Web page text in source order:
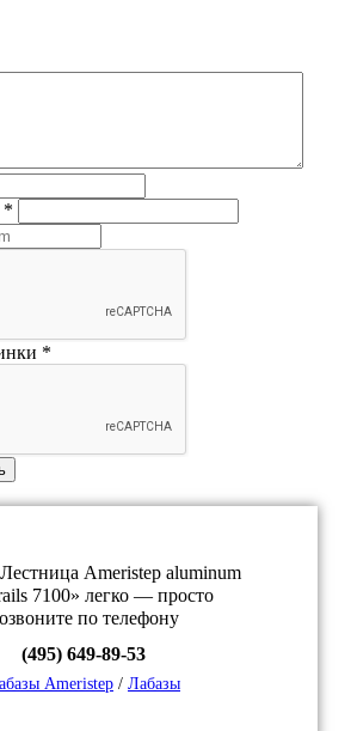
*
*
Ameristep aluminum
7100» легко — просто
по телефону
(495) 649-89-53
Ameristep / Лабазы